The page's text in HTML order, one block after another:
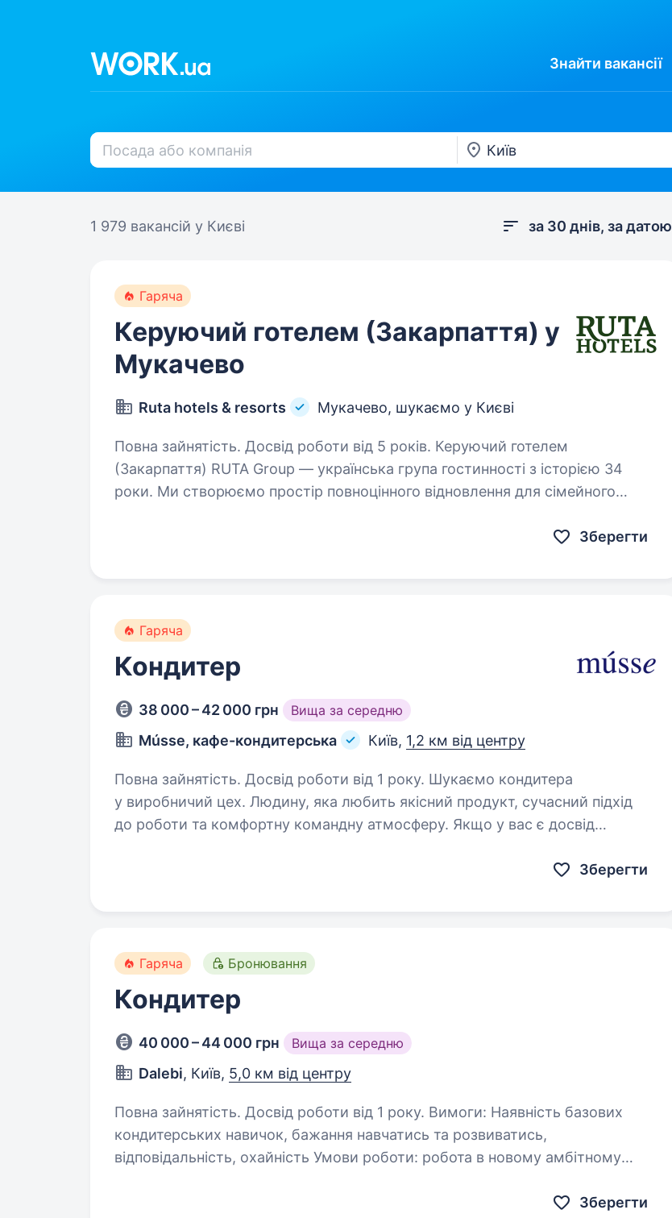
Знайти вакансії
1 979 вакансій у Києві за 30 днів, за датою
Гаряча
Керуючий готелем (Закарпаття) у
Мукачево
Ruta hotels & resorts Мукачево, шукаємо у Києві
Повна зайнятість. Досвід роботи від 5 років. Керуючий готелем
(Закарпаття) RUTA Group — українська група гостинності з історією 34
роки. Ми створюємо простір повноцінного відновлення для сімейного
Зберегти
Гаряча
Кондитер
38 000 – 42 000 грн Вища за середню
Músse, кафе-кондитерська Київ, 1,2 км від центру
Повна зайнятість. Досвід роботи від 1 року. Шукаємо кондитера
у виробничий цех. Людину, яка любить якісний продукт, сучасний підхід
до роботи та комфортну командну атмосферу. Якщо у вас є досвід
Зберегти
Гаряча Бронювання
Кондитер
40 000 – 44 000 грн Вища за середню
Dalebi, Київ, 5,0 км від центру
Повна зайнятість. Досвід роботи від 1 року. Вимоги: Наявність базових
кондитерських навичок, бажання навчатись та розвиватись,
відповідальність, охайність Умови роботи: робота в новому амбітному
Зберегти